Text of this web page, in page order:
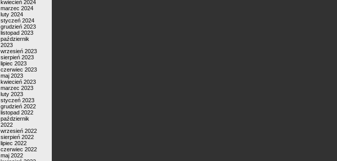
kwiecień 2024
marzec 2024
luty 2024
styczeń 2024
grudzień 2023
listopad 2023
październik
2023
wrzesień 2023
sierpień 2023
lipiec 2023
czerwiec 2023
maj 2023
kwiecień 2023
marzec 2023
luty 2023
styczeń 2023
grudzień 2022
listopad 2022
październik
2022
wrzesień 2022
sierpień 2022
lipiec 2022
czerwiec 2022
maj 2022